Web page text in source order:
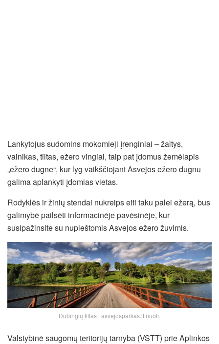
Lankytojus sudomins mokomieji įrenginiai – žaltys,
vainikas, tiltas, ežero vingiai, taip pat įdomus žemėlapis
„ežero dugne“, kur lyg vaikščiojant Asvejos ežero dugnu
galima aplankyti įdomias vietas.
Rodyklės ir žinių stendai nukreips eiti taku palei ežerą, bus
galimybė pailsėti informacinėje pavėsinėje, kur
susipažinsite su nupieštomis Asvejos ežero žuvimis.
Dubingių tiltas | asvejosparkas.lt nuotr.
Valstybinė saugomų teritorijų tarnyba (VSTT) prie Aplinkos